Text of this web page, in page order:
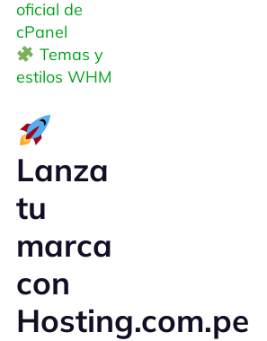
oficial de
cPanel
Temas y
estilos WHM
Lanza
tu
marca
con
Hosting.com.pe